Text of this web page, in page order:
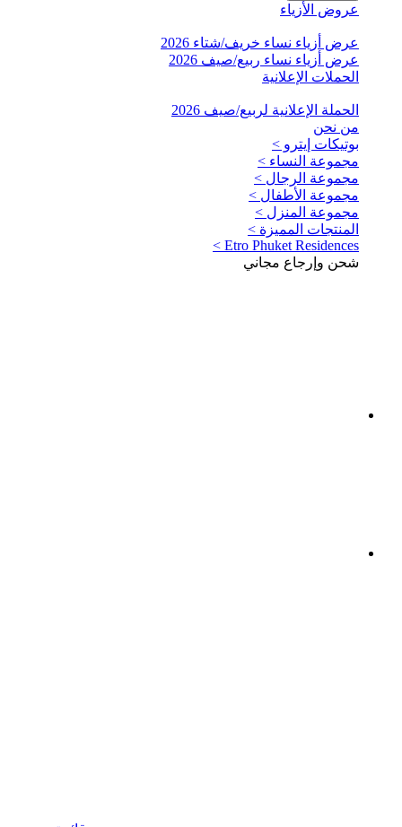
عروض الأزياء
عرض أزياء نساء خريف/شتاء 2026
عرض أزياء نساء ربيع/صيف 2026
الحملات الإعلانية
الحملة الإعلانية لربيع/صيف 2026
من نحن
بوتيكات إيترو >
مجموعة النساء >
مجموعة الرجال >
مجموعة الأطفال >
مجموعة المنزل >
المنتجات المميزة >
Etro Phuket Residences >
شحن وإرجاع مجاني